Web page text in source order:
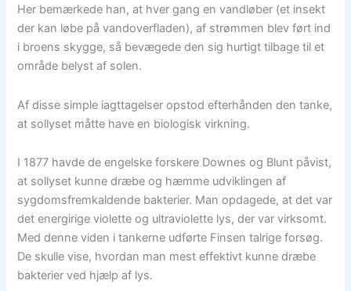
Her bemærkede han, at hver gang en vandløber (et insekt
der kan løbe på vandoverfladen), af strømmen blev ført ind
i broens skygge, så bevægede den sig hurtigt tilbage til et
område belyst af solen.
Af disse simple iagttagelser opstod efterhånden den tanke,
at sollyset måtte have en biologisk virkning.
I 1877 havde de engelske forskere Downes og Blunt påvist,
at sollyset kunne dræbe og hæmme udviklingen af
sygdomsfremkaldende bakterier. Man opdagede, at det var
det energirige violette og ultraviolette lys, der var virksomt.
Med denne viden i tankerne udførte Finsen talrige forsøg.
De skulle vise, hvordan man mest effektivt kunne dræbe
bakterier ved hjælp af lys.